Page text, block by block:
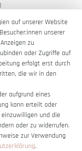
auf unserer Website
unserer
zu
oder Zugriffe auf
erfolgt erst durch
die wir in den
aufgrund eines
kann erteilt oder
und die
oder zu widerrufen.
zur Verwendung
.